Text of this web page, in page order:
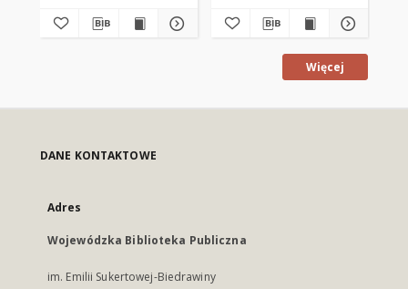
Więcej
DANE KONTAKTOWE
Adres
Wojewódzka Biblioteka Publiczna
im. Emilii Sukertowej-Biedrawiny